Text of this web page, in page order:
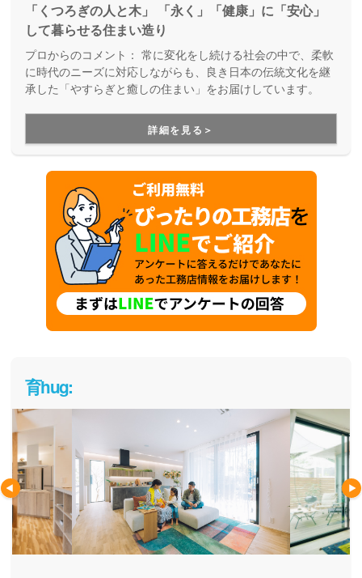
「くつろぎの人と木」 「永く」「健康」に「安心」
して暮らせる住まい造り
プロからのコメント： 常に変化をし続ける社会の中で、柔軟
に時代のニーズに対応しながらも、良き日本の伝統文化を継
承した「やすらぎと癒しの住まい」をお届けしています。
詳細を見る＞
育hug: